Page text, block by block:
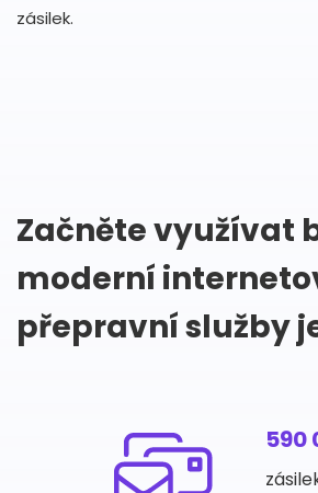
zásilek.
Začněte využívat
moderní
přepravní služby
590